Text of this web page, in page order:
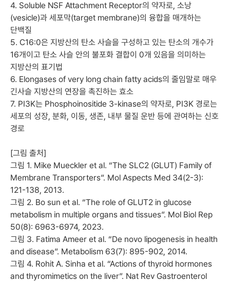
4. Soluble NSF Attachment Receptor의 약자로, 소낭
(vesicle)과 세포막(target membrane)의 융합을 매개하는
단백질
5. C16:0은 지방산의 탄소 사슬을 구성하고 있는 탄소의 개수가
16개이고 탄소 사슬 안의 불포화 결합이 0개 있음을 의미하는
지방산의 표기법
6. Elongases of very long chain fatty acids의 줄임말로 매우
긴사슬 지방산의 연장을 촉진하는 효소
7. PI3K는 Phosphoinositide 3-kinase의 약자로, PI3K 경로는
세포의 성장, 분화, 이동, 생존, 내부 물질 운반 등에 관여하는 신호
경로
[그림 출처]
그림 1. Mike Mueckler et al. “The SLC2 (GLUT) Family of
Membrane Transporters”. Mol Aspects Med 34(2-3):
121-138, 2013.
그림 2. Bo sun et al. “The role of GLUT2 in glucose
metabolism in multiple organs and tissues”. Mol Biol Rep
50(8): 6963-6974, 2023.
그림 3. Fatima Ameer et al. “De novo lipogenesis in health
and disease”. Metabolism 63(7): 895-902, 2014.
그림 4. Rohit A. Sinha et al. “Actions of thyroid hormones
and thyromimetics on the liver”. Nat Rev Gastroenterol